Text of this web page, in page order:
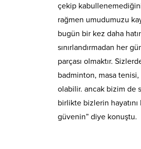
çekip
rağmen umudumuzu
bugün bir kez daha
sınırlandırmadan her
parçası olmaktır.
badminton, masa tenisi,
olabilir. ancak bizim de
birlikte bizlerin
güvenin” diye konuştu.